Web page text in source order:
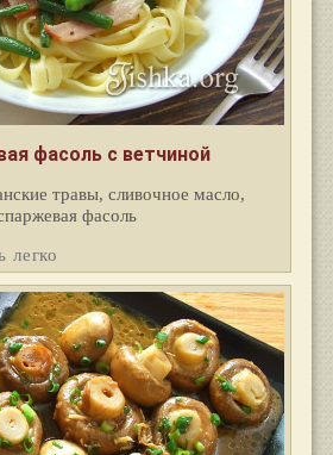
фасоль с ветчиной
травы, сливочное масло,
фасоль
легко